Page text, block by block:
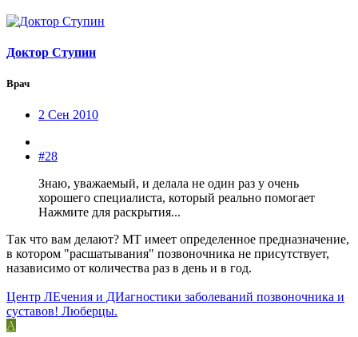
Доктор Ступин
Врач
2 Сен 2010
#28
Знаю, уважаемый, и делала не один раз у очень
хорошего специалиста, который реально помогает
Нажмите для раскрытия...
Так что вам делают? МТ имеет определенное предназначение,
в котором "расшатывания" позвоночника не присутствует,
назависимо от количества раз в день и в год.
Центр ЛЕчения и ДИагностики заболеваний позвоночника и
суставов! Люберцы.
А